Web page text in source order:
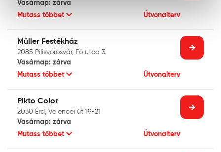
Vasárnap: zárva
Mutass többet
Útvonalterv
Müller Festékház
2085 Pilisvörösvár, Fő utca 3.
Vasárnap: zárva
Mutass többet
Útvonalterv
Pikto Color
2030 Érd, Velencei út 19-21
Vasárnap: zárva
Mutass többet
Útvonalterv